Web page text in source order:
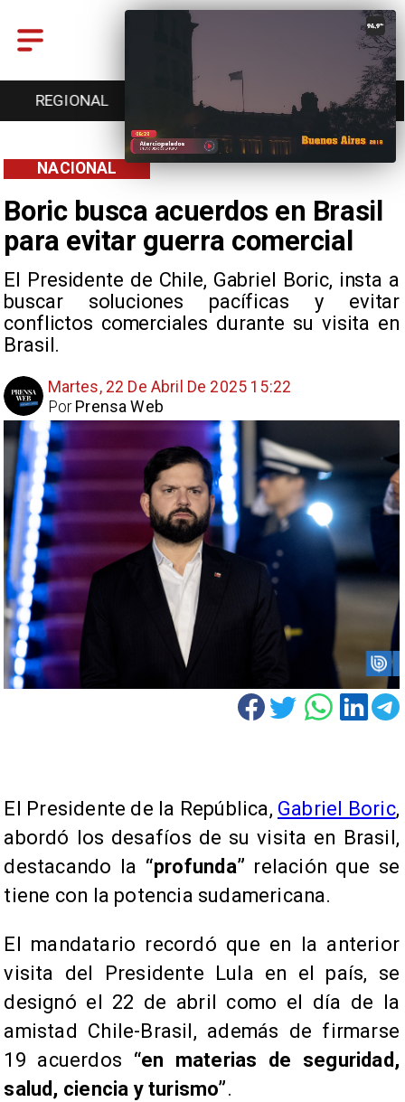
REGIONAL ENTRETENCIÓN DEPORTES
Boric busca acuerdos en Brasil
para evitar guerra comercial
El Presidente de Chile, Gabriel Boric, insta a
buscar soluciones pacíficas y evitar
conflictos comerciales durante su visita en
Brasil.
NACIONAL
Martes, 22 De Abril De 2025 15:22
Prensa Web
Por
El Presidente de la República, Gabriel Boric,
abordó los desafíos de su visita en Brasil,
destacando la “profunda” relación que se
tiene con la potencia sudamericana.
El mandatario recordó que en la anterior
visita del Presidente Lula en el país, se
designó el 22 de abril como el día de la
amistad Chile-Brasil, además de firmarse
19 acuerdos “en materias de seguridad,
salud, ciencia y turismo”.